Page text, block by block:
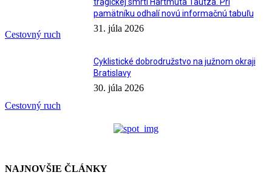
Cestovný ruch
tragickej smrti Hartmuta Tautza. Pri
pamätníku odhalí novú informačnú tabuľu
31. júla 2026
Cestovný ruch
Cyklistické dobrodružstvo na južnom okraji
Bratislavy
30. júla 2026
NAJNOVŠIE ČLÁNKY